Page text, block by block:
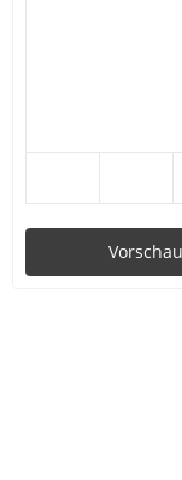
Vorschau